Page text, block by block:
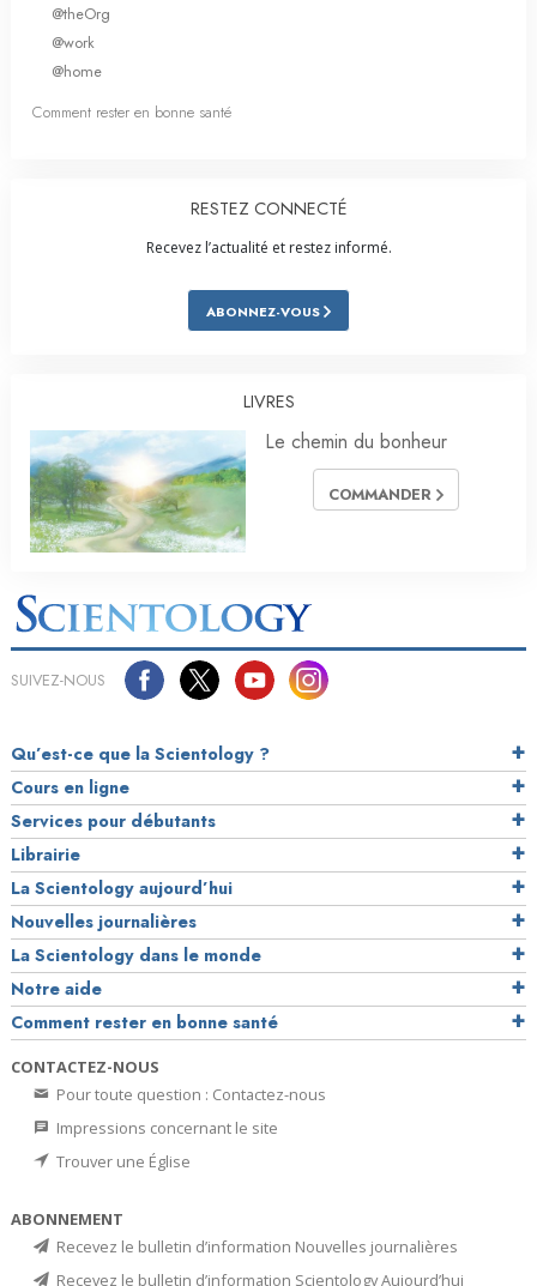
@theOrg
@work
@home
Comment rester en bonne santé
RESTEZ CONNECTÉ
Recevez l’actualité et restez informé.
ABONNEZ-VOUS
LIVRES
Le chemin du bonheur
COMMANDER
SUIVEZ-NOUS
Qu’est-ce que la Scientology ?
Cours en ligne
Services pour débutants
Librairie
La Scientology aujourd’hui
Nouvelles journalières
La Scientology dans le monde
Notre aide
Comment rester en bonne santé
CONTACTEZ-NOUS
Pour toute question : Contactez-nous
Impressions concernant le site
Trouver une Église
ABONNEMENT
Recevez le bulletin d’information Nouvelles journalières
Recevez le bulletin d’information Scientology Aujourd’hui